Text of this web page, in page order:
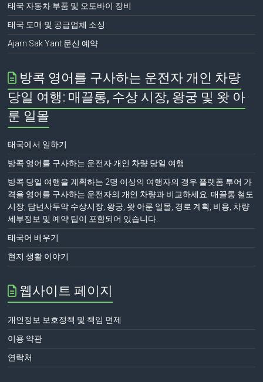
태국 자동차 부품 및 오토바이 장비
태국 도매 및 공급업체 소싱
Ajarn Sak Yant 문신 예약
방콕 영어를 구사하는 운전자 개인 차량
당일 여행: 매끌롱, 수상 시장, 왕궁 및 왓 아
룬 일몰
태국에서 일하기
방콕 영어를 구사하는 운전자 개인 차량 당일 여행
방콕 당일 여행을 계획하는 2명 이상의 여행자의 경우 플랫폼 투어 가
격을 영어를 구사하는 운전자의 개인 차량과 비교하세요. 매끌롱 철도
시장, 담넌사두악 수상시장, 왕궁, 왓 아룬 일몰, 경로 계획, 비용, 차량
세부정보 및 예약 팁이 포함되어 있습니다.
태국어 배우기
현지 생활 이야기
웹사이트 페이지
개인정보 보호정책 및 책임 면제
이용 약관
연락처